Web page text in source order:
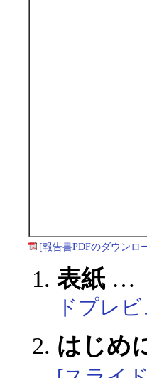
[報告書PDFのダウンロ
表紙…
ドプレ
はじめ